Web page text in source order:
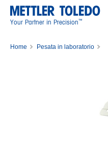
Your Partner in Precision™
Home
Pesata in laboratorio